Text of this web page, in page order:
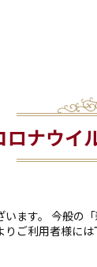
ロナウ
ます。 今般の
ご利用者様に